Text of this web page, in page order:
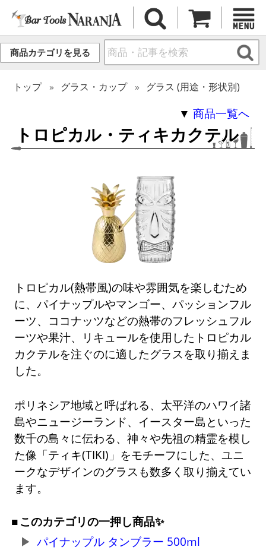
商品カテゴリを見る
トップ グラス・カップ グラス (用途・形状別)
トロピカル・ティキカクテル
▼商品一覧へ
トロピカル(熱帯風)の味や雰囲気を楽しむため
に、パイナップルやマンゴー、パッションフル
ーツ、ココナッツなどの熱帯のフレッシュフル
ーツや果汁、リキュールを使用したトロピカル
カクテルを注ぐのに適したグラスを取り揃えま
した。
ポリネシア地域と呼ばれる、太平洋のハワイ諸
島やニュージーランド、イースター島といった
数千の島々に伝わる、神々や先祖の精霊を模し
た像「ティキ(TIKI)」をモチーフにした、ユニ
ークなデザインのグラスも数多く取り揃えてい
ます。
このカテゴリの一押し商品✨
パイナップル タンブラー 500ml